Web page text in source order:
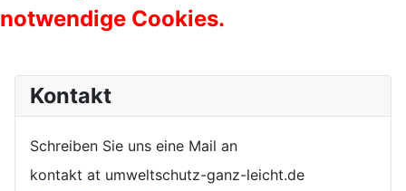
notwendige Cookies.
Kontakt
Schreiben Sie uns eine Mail an
kontakt at umweltschutz-ganz-leicht.de